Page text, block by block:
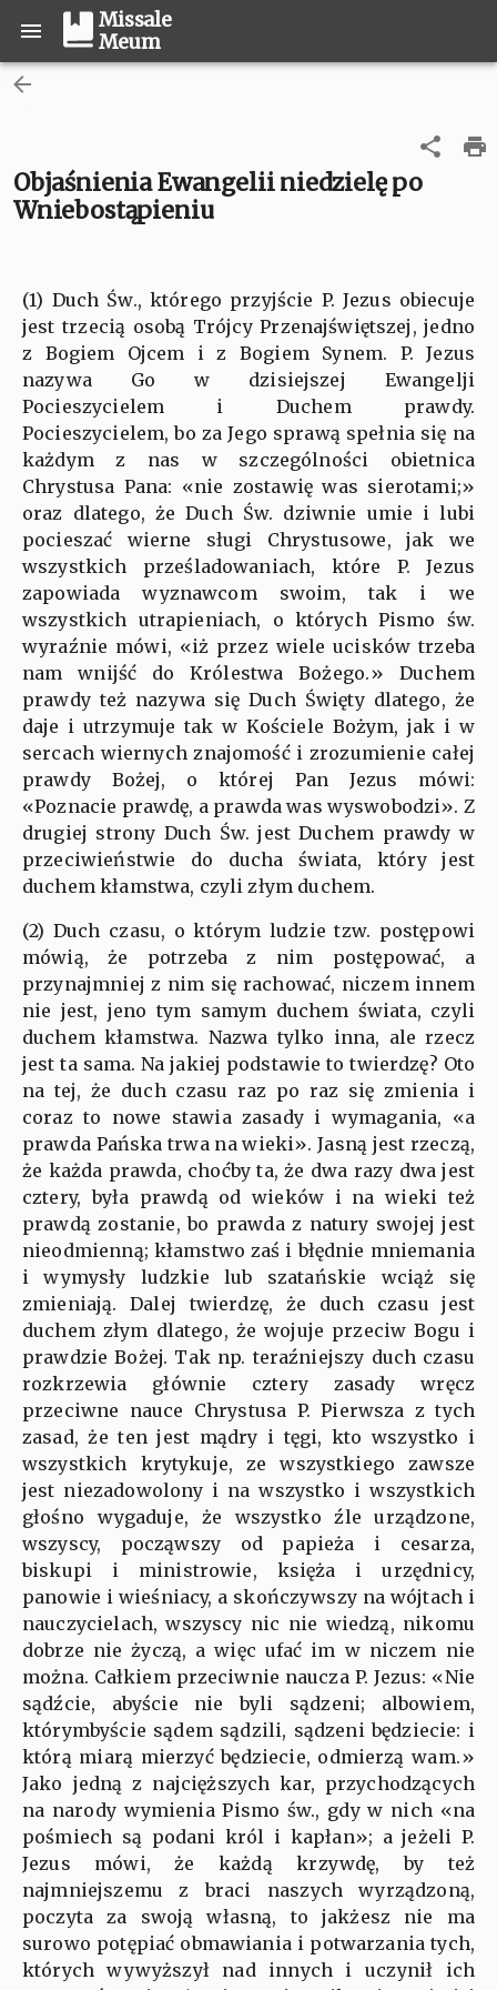
Missale
Meum
Objaśnienia Ewangelii niedzielę po
Wniebostąpieniu
(1) Duch Św., którego przyjście P. Jezus obiecuje
jest trzecią osobą Trójcy Przenajświętszej, jedno
z Bogiem Ojcem i z Bogiem Synem. P. Jezus
nazywa Go w dzisiejszej Ewangelji
Pocieszycielem i Duchem prawdy.
Pocieszycielem, bo za Jego sprawą spełnia się na
każdym z nas w szczególności obietnica
Chrystusa Pana: «nie zostawię was sierotami;»
oraz dlatego, że Duch Św. dziwnie umie i lubi
pocieszać wierne sługi Chrystusowe, jak we
wszystkich prześladowaniach, które P. Jezus
zapowiada wyznawcom swoim, tak i we
wszystkich utrapieniach, o których Pismo św.
wyraźnie mówi, «iż przez wiele ucisków trzeba
nam wnijść do Królestwa Bożego.» Duchem
prawdy też nazywa się Duch Święty dlatego, że
daje i utrzymuje tak w Kościele Bożym, jak i w
sercach wiernych znajomość i zrozumienie całej
prawdy Bożej, o której Pan Jezus mówi:
«Poznacie prawdę, a prawda was wyswobodzi». Z
drugiej strony Duch Św. jest Duchem prawdy w
przeciwieństwie do ducha świata, który jest
duchem kłamstwa, czyli złym duchem.
(2) Duch czasu, o którym ludzie tzw. postępowi
mówią, że potrzeba z nim postępować, a
przynajmniej z nim się rachować, niczem innem
nie jest, jeno tym samym duchem świata, czyli
duchem kłamstwa. Nazwa tylko inna, ale rzecz
jest ta sama. Na jakiej podstawie to twierdzę? Oto
na tej, że duch czasu raz po raz się zmienia i
coraz to nowe stawia zasady i wymagania, «a
prawda Pańska trwa na wieki». Jasną jest rzeczą,
że każda prawda, choćby ta, że dwa razy dwa jest
cztery, była prawdą od wieków i na wieki też
prawdą zostanie, bo prawda z natury swojej jest
nieodmienną; kłamstwo zaś i błędnie mniemania
i wymysły ludzkie lub szatańskie wciąż się
zmieniają. Dalej twierdzę, że duch czasu jest
duchem złym dlatego, że wojuje przeciw Bogu i
prawdzie Bożej. Tak np. teraźniejszy duch czasu
rozkrzewia głównie cztery zasady wręcz
przeciwne nauce Chrystusa P. Pierwsza z tych
zasad, że ten jest mądry i tęgi, kto wszystko i
wszystkich krytykuje, ze wszystkiego zawsze
jest niezadowolony i na wszystko i wszystkich
głośno wygaduje, że wszystko źle urządzone,
wszyscy, począwszy od papieża i cesarza,
biskupi i ministrowie, księża i urzędnicy,
panowie i wieśniacy, a skończywszy na wójtach i
nauczycielach, wszyscy nic nie wiedzą, nikomu
dobrze nie życzą, a więc ufać im w niczem nie
można. Całkiem przeciwnie naucza P. Jezus: «Nie
sądźcie, abyście nie byli sądzeni; albowiem,
którymbyście sądem sądzili, sądzeni będziecie: i
którą miarą mierzyć będziecie, odmierzą wam.»
Jako jedną z najcięższych kar, przychodzących
na narody wymienia Pismo św., gdy w nich «na
pośmiech są podani król i kapłan»; a jeżeli P.
Jezus mówi, że każdą krzywdę, by też
najmniejszemu z braci naszych wyrządzoną,
poczyta za swoją własną, to jakżesz nie ma
surowo potępiać obmawiania i potwarzania tych,
których wywyższył nad innych i uczynił ich